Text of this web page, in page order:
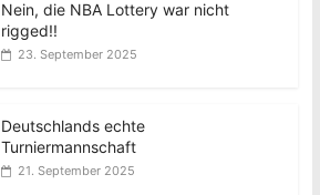
Nein, die NBA Lottery war nicht
rigged!!
23. September 2025
Deutschlands echte
Turniermannschaft
21. September 2025